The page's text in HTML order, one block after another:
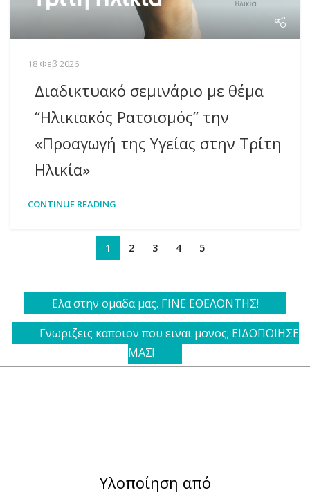
18 Φεβ 2026
Διαδικτυακό σεμινάριο με θέμα
“Ηλικιακός Ρατσισμός” την
«Προαγωγή της Υγείας στην Τρίτη
Ηλικία»
CONTINUE READING
1 2 3 4 5
Ελα στην ομαδα μας. ΓΙΝΕ ΕΘΕΛΟΝΤΗΣ!
Γνωριζεις καποιον που ειναι μονος; ΕΙΔΟΠΟΙΗΣΕ
ΜΑΣ!
Υλοποίηση από